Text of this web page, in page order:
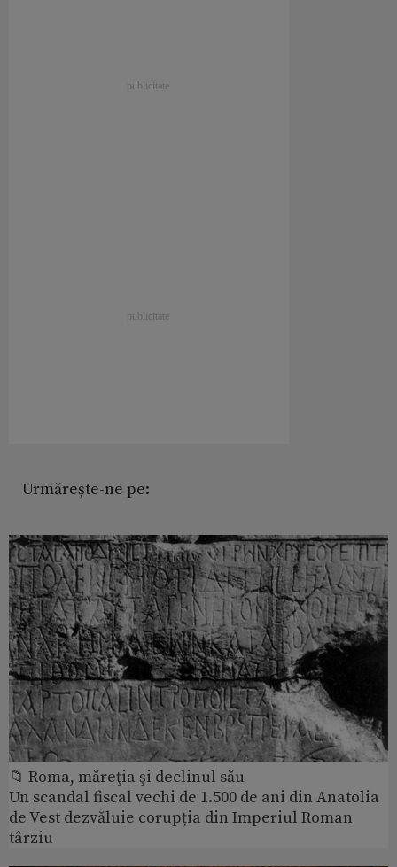
Urmărește-ne pe:
📁 Roma, măreţia şi declinul său
Un scandal fiscal vechi de 1.500 de ani din Anatolia
de Vest dezvăluie corupția din Imperiul Roman
târziu